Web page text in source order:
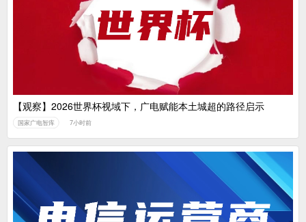
【观察】2026世界杯视域下，广电赋能本土城超的路径启示
国家广电智库 7小时前